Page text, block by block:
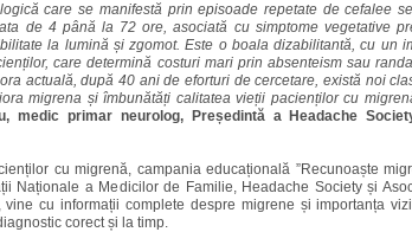
care se manifestă prin episoade repetate de cefalee
de 4 până la 72 ore, asociată cu simptome vegetative
la lumină și zgomot. Este o boala dizabilitantă, cu un
care determină costuri mari prin absenteism sau
actuală, după 40 ani de eforturi de cercetare, există noi
migrena și îmbunătăți calitatea vieții pacienților cu
medic primar neurolog, Președintă a Headache
cu migrenă, campania educațională ”Recunoaște
Naționale a Medicilor de Familie, Headache Society și
vine cu informații complete despre migrene și importanța
corect și la timp.